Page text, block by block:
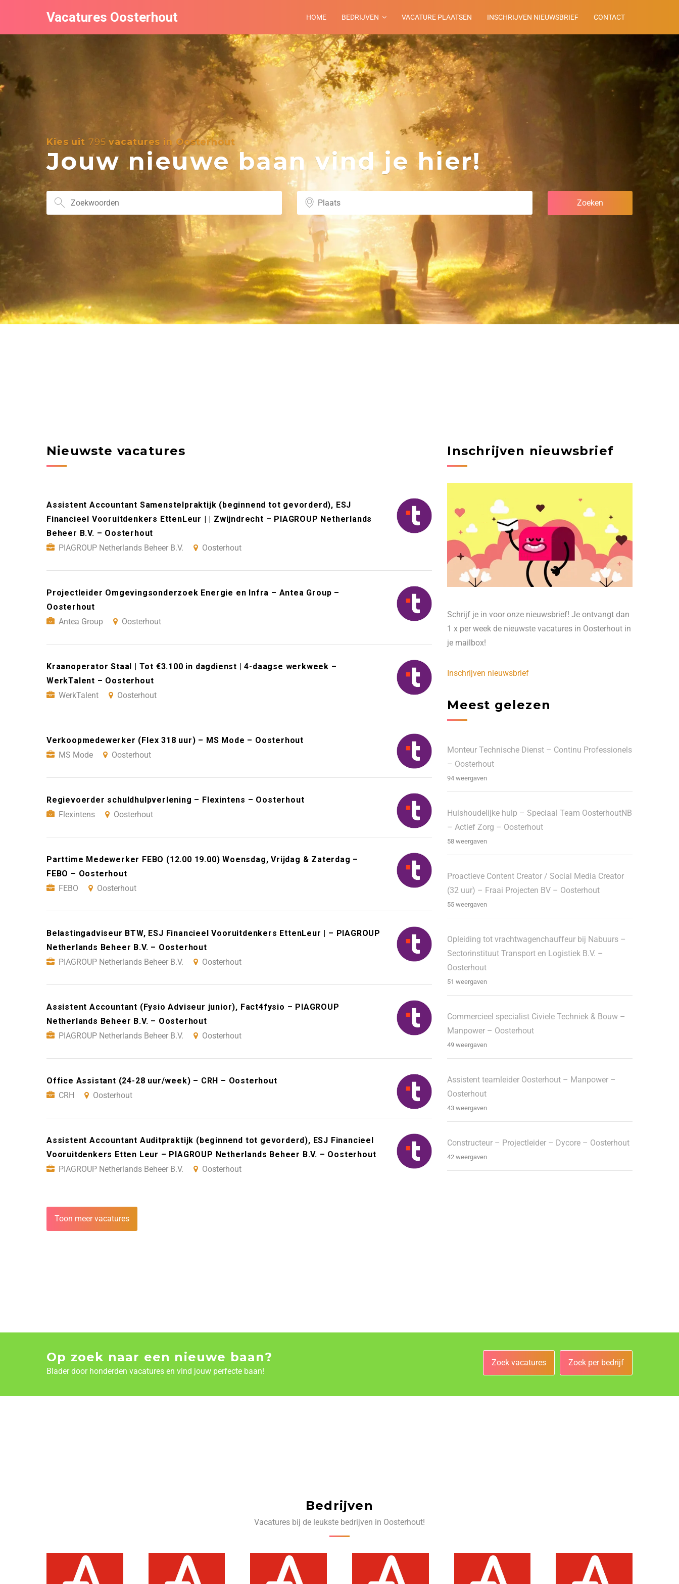
Vacatures Oosterhout HOME BEDRIJVEN VACATURE PLAATSEN INSCHRIJVEN NIEUWSBRIEF CONTACT
Kies uit 795 vacatures in Oosterhout
Jouw nieuwe baan vind je hier!
Nieuwste vacatures
Assistent Accountant Samenstelpraktijk (beginnend tot gevorderd), ESJ
Financieel Vooruitdenkers EttenLeur | | Zwijndrecht – PIAGROUP Netherlands
Beheer B.V. – Oosterhout
PIAGROUP Netherlands Beheer B.V.
Oosterhout
Projectleider Omgevingsonderzoek Energie en Infra – Antea Group –
Oosterhout
Antea Group
Oosterhout
Kraanoperator Staal | Tot €3.100 in dagdienst | 4-daagse werkweek –
WerkTalent – Oosterhout
WerkTalent
Oosterhout
Verkoopmedewerker (Flex 318 uur) – MS Mode – Oosterhout
MS Mode
Oosterhout
Regievoerder schuldhulpverlening – Flexintens – Oosterhout
Flexintens
Oosterhout
Parttime Medewerker FEBO (12.00 19.00) Woensdag, Vrijdag & Zaterdag –
FEBO – Oosterhout
FEBO
Oosterhout
Belastingadviseur BTW, ESJ Financieel Vooruitdenkers EttenLeur | – PIAGROUP
Netherlands Beheer B.V. – Oosterhout
PIAGROUP Netherlands Beheer B.V.
Oosterhout
Assistent Accountant (Fysio Adviseur junior), Fact4fysio – PIAGROUP
Netherlands Beheer B.V. – Oosterhout
PIAGROUP Netherlands Beheer B.V.
Oosterhout
Office Assistant (24-28 uur/week) – CRH – Oosterhout
CRH
Oosterhout
Assistent Accountant Auditpraktijk (beginnend tot gevorderd), ESJ Financieel
Vooruitdenkers Etten Leur – PIAGROUP Netherlands Beheer B.V. – Oosterhout
PIAGROUP Netherlands Beheer B.V.
Oosterhout
Toon meer vacatures
Inschrijven nieuwsbrief
Schrijf je in voor onze nieuwsbrief! Je ontvangt dan
1 x per week de nieuwste vacatures in Oosterhout in
je mailbox!
Inschrijven nieuwsbrief
Meest gelezen
Monteur Technische Dienst – Continu Professionels
– Oosterhout
94 weergaven
Huishoudelijke hulp – Speciaal Team OosterhoutNB
– Actief Zorg – Oosterhout
58 weergaven
Proactieve Content Creator / Social Media Creator
(32 uur) – Fraai Projecten BV – Oosterhout
55 weergaven
Opleiding tot vrachtwagenchauffeur bij Nabuurs –
Sectorinstituut Transport en Logistiek B.V. –
Oosterhout
51 weergaven
Commercieel specialist Civiele Techniek & Bouw –
Manpower – Oosterhout
49 weergaven
Assistent teamleider Oosterhout – Manpower –
Oosterhout
43 weergaven
Constructeur – Projectleider – Dycore – Oosterhout
42 weergaven
Op zoek naar een nieuwe baan?
Blader door honderden vacatures en vind jouw perfecte baan!
Zoek vacatures Zoek per bedrijf
Bedrijven
Vacatures bij de leukste bedrijven in Oosterhout!